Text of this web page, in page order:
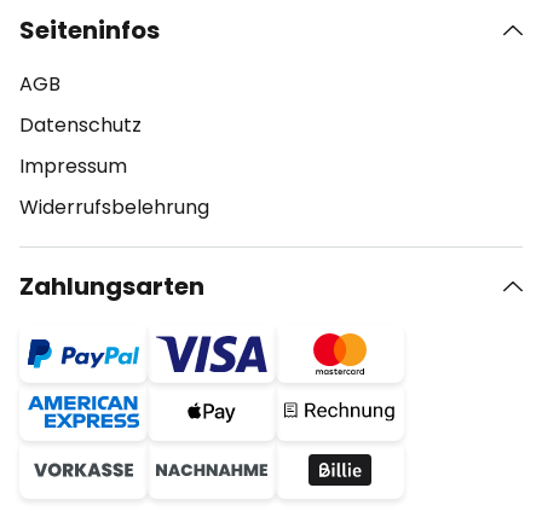
Seiteninfos
AGB
Datenschutz
Impressum
Widerrufsbelehrung
Zahlungsarten